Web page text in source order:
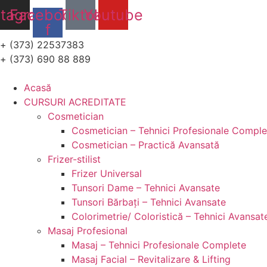
Sari
la
conținut
Facebook-
f
TiktokYoutube
+ (373) 22537383
+ (373) 690 88 889
Acasă
CURSURI ACREDITATE
Cosmetician
Cosmetician – Tehnici Profesionale
Cosmetician – Practică Avansată
Frizer-stilist
Frizer Universal
Tunsori Dame – Tehnici Avansate
Tunsori Bărbați – Tehnici Avansate
Colorimetrie/ Coloristică – Tehnici
Masaj Profesional
Masaj – Tehnici Profesionale Complete
Masaj Facial – Revitalizare & Lifting